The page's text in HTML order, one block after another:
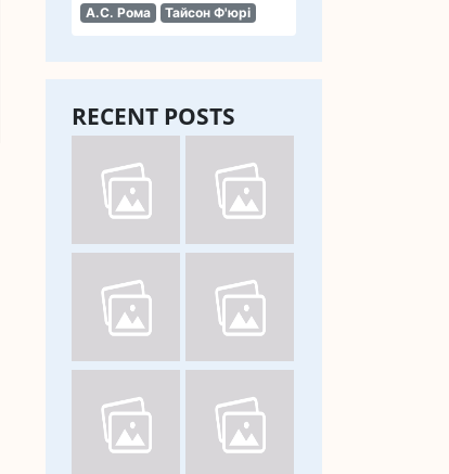
А.С. Рома
Тайсон Ф'юрі
RECENT POSTS